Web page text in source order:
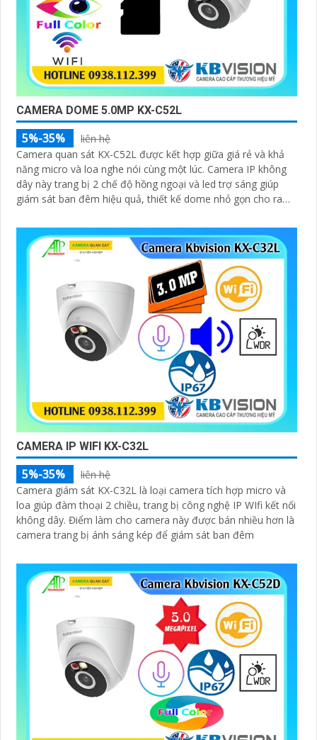
CAMERA DOME 5.0MP KX-C52L
5%-35%
liên hệ
Camera quan sát KX-C52L được kết hợp giữa giá rẻ và khả
năng micro và loa nghe nói cùng một lúc. Camera IP không
dây này trang bị 2 chế độ hồng ngoại và led trợ sáng giúp
giám sát ban đêm hiệu quả, thiết kế dome nhỏ gọn cho ra
CAMERA IP WIFI KX-C32L
5%-35%
liên hệ
Camera giám sát KX-C32L là loại camera tích hợp micro và
loa giúp đàm thoại 2 chiều, trang bị công nghệ IP WIfi kết nối
không dây. Điểm làm cho camera này được bán nhiều hơn là
camera trang bị ánh sáng kép để giám sát ban đêm